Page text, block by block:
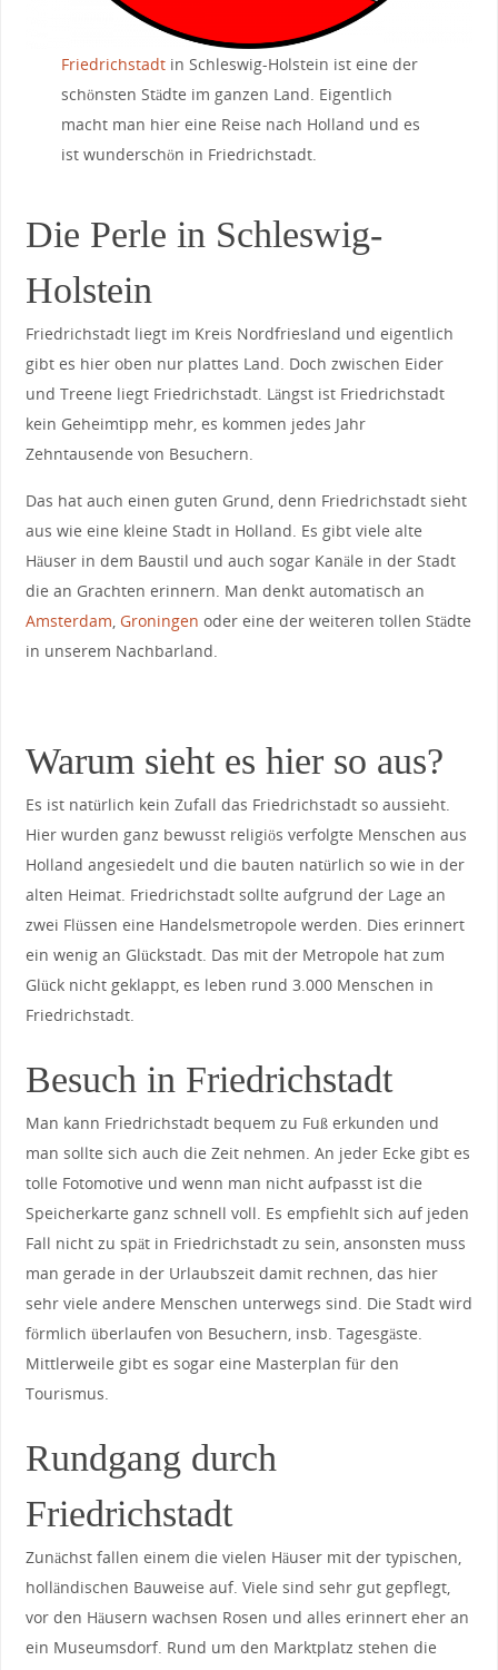
Friedrichstadtin Schleswig-Holstein ist eine der
schönsten Städte im ganzen Land. Eigentlich
macht man hier eine Reise nach Holland und es
ist wunderschön in Friedrichstadt.
Die Perle in Schleswig-
Holstein
Friedrichstadt liegt im Kreis Nordfriesland und eigentlich
gibt es hier oben nur plattes Land. Doch zwischen Eider
und Treene liegt Friedrichstadt. Längst ist Friedrichstadt
kein Geheimtipp mehr, es kommen jedes Jahr
Zehntausende von Besuchern.
Das hat auch einen guten Grund, denn Friedrichstadt sieht
aus wie eine kleine Stadt in Holland. Es gibt viele alte
Häuser in dem Baustil und auch sogar Kanäle in der Stadt
die an Grachten erinnern. Man denkt automatisch an
Amsterdam Groningen oder eine der weiteren tollen Städte
in unserem Nachbarland.
Warum sieht es hier so aus?
Es ist natürlich kein Zufall das Friedrichstadt so aussieht.
Hier wurden ganz bewusst religiös verfolgte Menschen aus
Holland angesiedelt und die bauten natürlich so wie in der
alten Heimat. Friedrichstadt sollte aufgrund der Lage an
zwei Flüssen eine Handelsmetropole werden. Dies erinnert
ein wenig an Glückstadt. Das mit der Metropole hat zum
Glück nicht geklappt, es leben rund 3.000 Menschen in
Friedrichstadt.
Besuch in Friedrichstadt
Man kann Friedrichstadt bequem zu Fuß erkunden und
man sollte sich auch die Zeit nehmen. An jeder Ecke gibt es
tolle Fotomotive und wenn man nicht aufpasst ist die
Speicherkarte ganz schnell voll. Es empfiehlt sich auf jeden
Fall nicht zu spät in Friedrichstadt zu sein, ansonsten muss
man gerade in der Urlaubszeit damit rechnen, das hier
sehr viele andere Menschen unterwegs sind. Die Stadt wird
förmlich überlaufen von Besuchern, insb. Tagesgäste.
Mittlerweile gibt es sogar eine Masterplan für den
Tourismus.
Rundgang durch
Friedrichstadt
Zunächst fallen einem die vielen Häuser mit der typischen,
holländischen Bauweise auf. Viele sind sehr gut gepflegt,
vor den Häusern wachsen Rosen und alles erinnert eher an
ein Museumsdorf. Rund um den Marktplatz stehen die